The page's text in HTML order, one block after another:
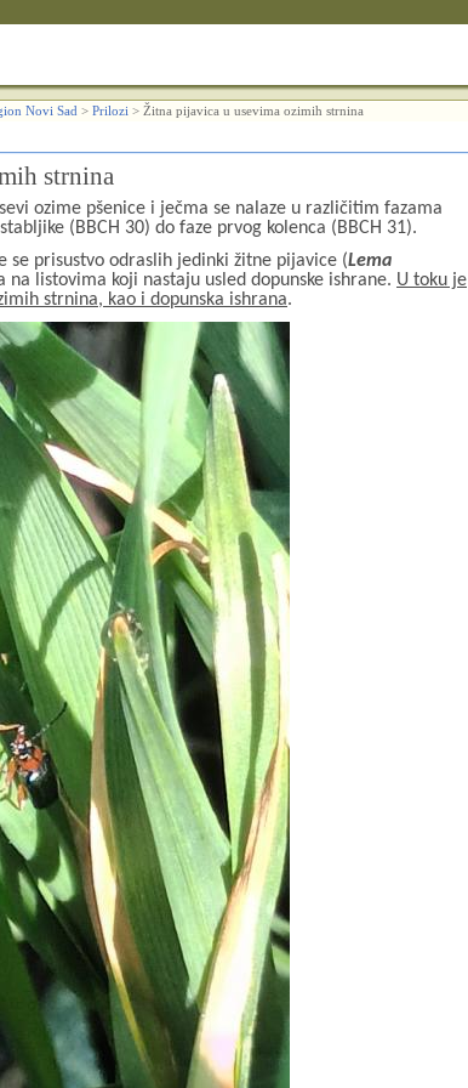
Novi Sad > Prilozi > Žitna pijavica u usevima ozimih strnina
strnina
ozime pšenice i ječma se nalaze u različitim fazama
(BBCH 30) do faze prvog kolenca (BBCH 31).
se prisustvo odraslih jedinki žitne pijavice (Lema
na listovima koji nastaju usled dopunske ishrane. U toku je
strnina, kao i dopunska ishrana.